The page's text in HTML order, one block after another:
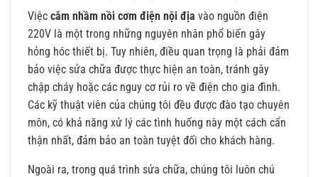
Việc cắm nhầm nồi cơm điện nội địa vào nguồn điện
220V là một trong những nguyên nhân phổ biến gây
hỏng hóc thiết bị. Tuy nhiên, điều quan trọng là phải đảm
bảo việc sửa chữa được thực hiện an toàn, tránh gây
chập cháy hoặc các nguy cơ rủi ro về điện cho gia đình.
Các kỹ thuật viên của chúng tôi đều được đào tạo chuyên
môn, có khả năng xử lý các tình huống này một cách cẩn
thận nhất, đảm bảo an toàn tuyệt đối cho khách hàng.
Ngoài ra, trong quá trình sửa chữa, chúng tôi luôn chú